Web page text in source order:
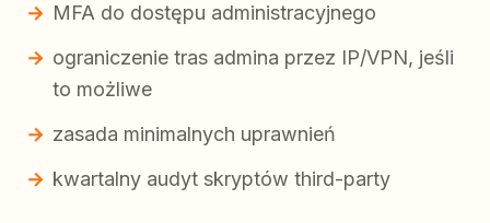
MFA do dostępu administracyjnego
ograniczenie tras admina przez IP/VPN, jeśli
to możliwe
zasada minimalnych uprawnień
kwartalny audyt skryptów third-party